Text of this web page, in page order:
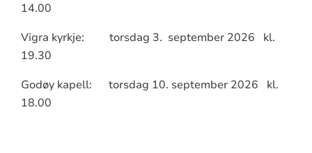
14.00
Vigra kyrkje: torsdag 3. september 2026 kl.
19.30
Godøy kapell: torsdag 10. september 2026 kl.
18.00